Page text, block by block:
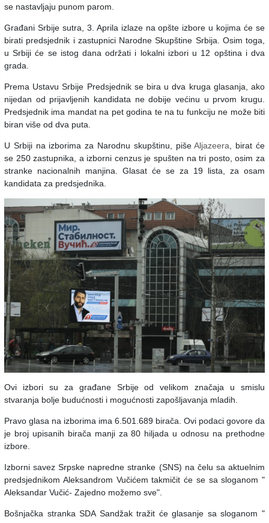
se nastavljaju punom parom.
Građani Srbije sutra, 3. Aprila izlaze na opšte izbore u kojima će se
birati predsjednik i zastupnici Narodne Skupštine Srbija. Osim toga,
u Srbiji će se istog dana održati i lokalni izbori u 12 opština i dva
grada.
Prema Ustavu Srbije Predsjednik se bira u dva kruga glasanja, ako
nijedan od prijavljenih kandidata ne dobije većinu u prvom krugu.
Predsjednik ima mandat na pet godina te na tu funkciju ne može biti
biran više od dva puta.
U Srbiji na izborima za Narodnu skupštinu, pišeAljazeera, birat će
se 250 zastupnika, a izborni cenzus je spušten na tri posto, osim za
stranke nacionalnih manjina. Glasat će se za 19 lista, za osam
kandidata za predsjednika.
Ovi izbori su za građane Srbije od velikom značaja u smislu
stvaranja bolje budućnosti i mogućnosti zapošljavanja mladih.
Pravo glasa na izborima ima 6.501.689 birača. Ovi podaci govore da
je broj upisanih birača manji za 80 hiljada u odnosu na prethodne
izbore.
Izborni savez Srpske napredne stranke (SNS) na čelu sa aktuelnim
predsjednikom Aleksandrom Vučićem takmičit će se sa sloganom "
Aleksandar Vučić- Zajedno možemo sve".
Bošnjačka stranka SDA Sandžak tražit će glasanje sa sloganom "